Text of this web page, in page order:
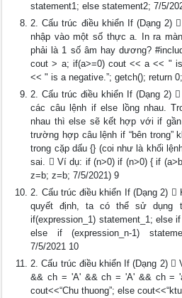
statement1; else statement2; 7/5/
2. Cấu trúc điều khiển If (Dạng 2)
nhập vào một số thực a. In ra
phải là 1 số âm hay dương?
cout > a; if(a>=0) cout << a << "
<< " is a negative.”; getch(); return
2. Cấu trúc điều khiển If (Dạng 2)
các câu lệnh if else lồng nhau.
nhau thì else sẽ kết hợp với if
trường hợp câu lệnh if “bên trong”
trong cặp dấu {} (coi như là khối
sai.  Ví dụ: if (n>0) if (n>0) { if
z=b; z=b; 7/5/2021) 9
2. Cấu trúc điều khiển If (Dạng 2)
quyết định, ta có thể sử dụng
if(expression_1) statement_1; else
else if (expression_n-1)
7/5/2021 10
2. Cấu trúc điều khiển If (Dạng 2)
&& ch = 'A' && ch = 'A' && ch =
cout<<“Chu thuong”; else